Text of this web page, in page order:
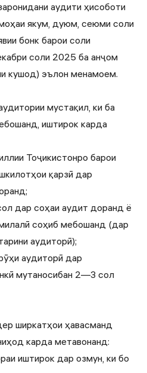
аудити ҳисоботи
якум, дуюм, сеюми соли
бонк барои соли
соли 2025 ба анҷом
кушод) эълон менамоем.
мустақил, ки ба
иштирок карда
Тоҷикистонро барои
қарзӣ дар
дар соҳаи аудит доранд ё
соҳиб мебошанд (дар
аудиторӣ);
аудиторӣ дар
мутаносибан 2—3 сол
ширкатҳои ҳавасманд
карда метавонанд:
иштирок дар озмун, ки бо